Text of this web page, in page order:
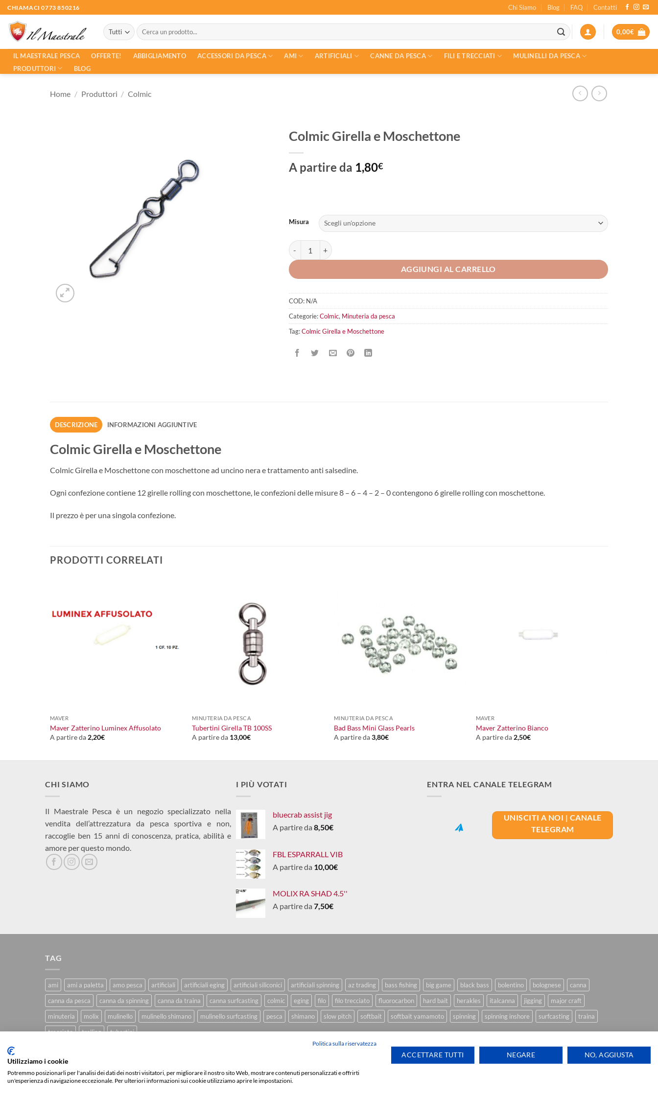
Salta
ai
contenuti
CHIAMACI 0773 850216 Chi Siamo Blog FAQ Contatti
Cerca:
0,00€
IL MAESTRALE PESCA OFFERTE! ABBIGLIAMENTO ACCESSORI DA PESCA AMI ARTIFICIALI CANNE DA PESCA FILI E TRECCIATI
MULINELLI DA PESCA
PRODUTTORI
BLOG
Home / Produttori / Colmic
Colmic Girella e Moschettone
A partire da 1,80€
Misura
Colmic Girella e Moschettone quantità
AGGIUNGI AL CARRELLO
COD: N/A
Categorie:Colmic, Minuteria da pesca
Tag:Colmic Girella e Moschettone
DESCRIZIONE INFORMAZIONI AGGIUNTIVE
Colmic Girella e Moschettone
Colmic Girella e Moschettone con moschettone ad uncino nera e trattamento anti salsedine.
Ogni confezione contiene 12 girelle rolling con moschettone, le confezioni delle misure 8 – 6 – 4 – 2 – 0 contengono 6 girelle rolling con moschettone.
Il prezzo è per una singola confezione.
PRODOTTI CORRELATI
MAVER
Maver Zatterino Luminex Affusolato
A partire da 2,20€
MINUTERIA DA PESCA
Tubertini Girella TB 100SS
A partire da 13,00€
MINUTERIA DA PESCA
Bad Bass Mini Glass Pearls
A partire da3,80€
MAVER
Maver Zatterino Bianco
A partire da 2,50€
CHI SIAMO
Il Maestrale Pesca è un negozio specializzato nella
vendita dell’attrezzatura da pesca sportiva e non,
raccoglie ben 15 anni di conoscenza, pratica, abilità e
amore per questo mondo.
I PIÙ VOTATI
bluecrab assist jig
A partire da 8,50€
FBL ESPARRALL VIB
A partire da 10,00€
MOLIX RA SHAD 4.5''
A partire da 7,50€
ENTRA NEL CANALE TELEGRAM
UNISCITI A NOI | CANALE
TELEGRAM
TAG
ami ami a paletta amo pesca artificiali artificiali eging artificiali siliconici artificiali spinning az trading bass fishing big game black bass bolentino bolognese
canna
canna da pesca
canna da spinning canna da traina canna surfcasting colmic eging filo filo trecciato fluorocarbon hard bait herakles italcanna jigging
major craft
minuteria
molix mulinello mulinello shimano mulinello surfcasting pesca shimano slow pitch softbait softbait yamamoto spinning spinning inshore surfcasting
traina
trecciato
trolling tubertini
CHI SIAMO BLOG FAQ CONTATTI
Copyright 2026 ©IlMaestralePesca.it
Politica sulla riservatezza
Utilizziamo i cookie
Potremmo posizionarli per l'analisi dei dati dei nostri visitatori, per migliorare il nostro sito Web, mostrare contenuti personalizzati e offrirti
un'esperienza di navigazione eccezionale. Per ulteriori informazioni sui cookie utilizziamo aprire le impostazioni.
ACCETTARE TUTTI NEGARE NO, AGGIUSTA